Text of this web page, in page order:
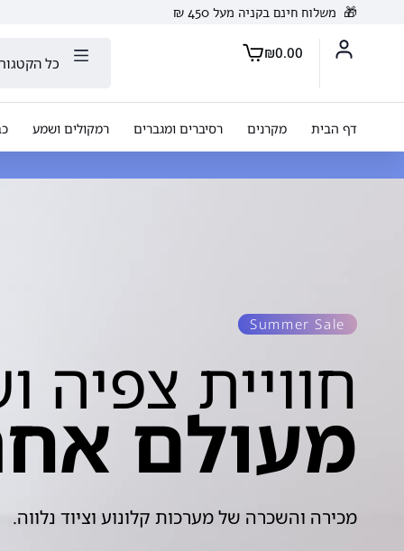
🎁 משלוח חינם בקניה מעל 450 ₪
₪0.00
כל
דף הבית מקרנים רסיברים ומגברים רמקולים ושמע
Summer Sale
חוויית צפיה
מעולם
מכירה והשכרה של מערכות קלונוע וציוד נלווה.